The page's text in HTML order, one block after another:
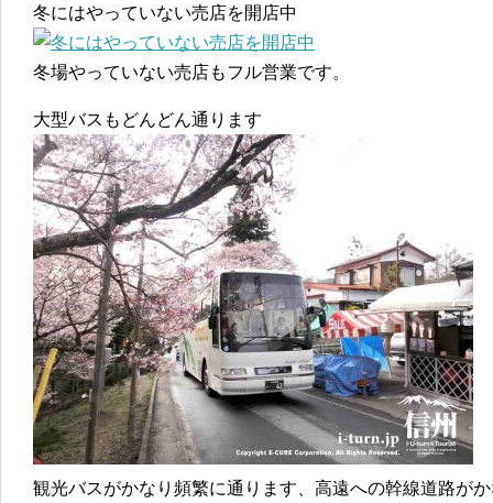
冬にはやっていない売店を開店中
冬場やっていない売店もフル営業です。
大型バスもどんどん通ります
観光バスがかなり頻繁に通ります、高遠への幹線道路が